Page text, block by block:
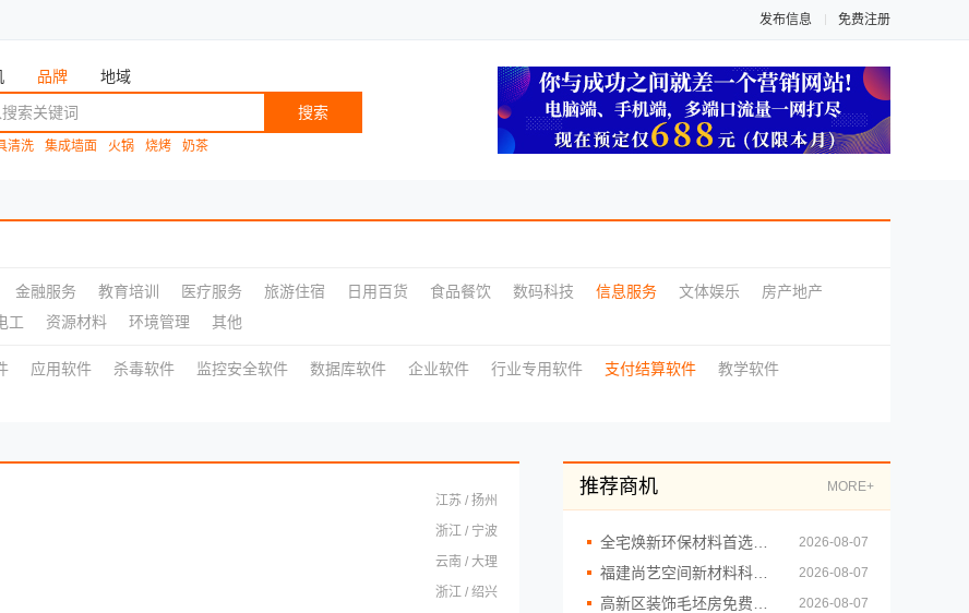
发布信息 免费注册
品牌 地域
搜索
清洗 集成墙面 火锅 烧烤 奶茶
金融服务 教育培训 医疗服务 旅游住宿 日用百货 食品餐饮 数码科技 信息服务 文体娱乐
房产地产
工 资源材料 环境管理 其他
应用软件 杀毒软件 监控安全软件 数据库软件 企业软件 行业专用软件 支付结算软件
教学软件
江苏 / 扬州
浙江 / 宁波
云南 / 大理
浙江 / 绍兴
推荐商机 MORE+
2026-08-07
2026-08-07
2026-08-07